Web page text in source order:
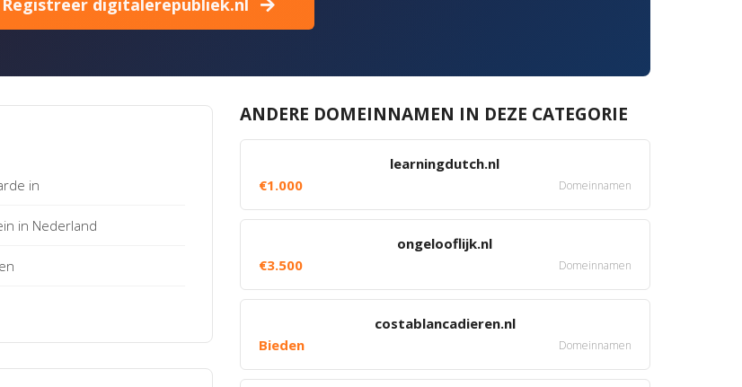
Registreer digitalerepubliek.nl
in
in Nederland
ANDERE DOMEINNAMEN IN DEZE CATEGORIE
learningdutch.nl
€1.000
Domeinnamen
ongelooflijk.nl
€3.500
Domeinnamen
costablancadieren.nl
Bieden
Domeinnamen